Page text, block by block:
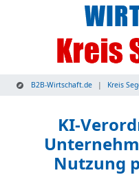
B2B-Wirtschaft.de Kreis
KI-
Nutzung